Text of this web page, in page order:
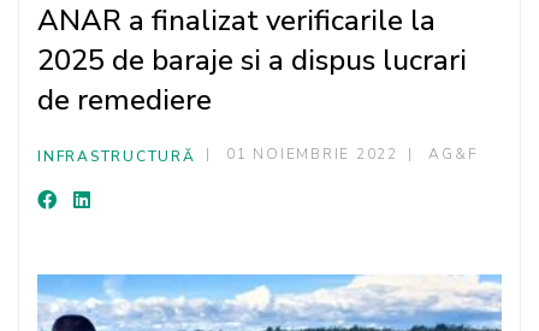
ANAR a finalizat verificarile la
2025 de baraje si a dispus lucrari
de remediere
INFRASTRUCTURĂ 01 NOIEMBRIE 2022 AG&F